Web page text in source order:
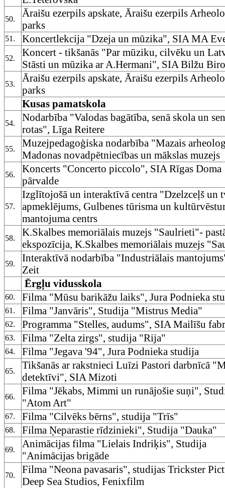
50.
Āraišu ezerpils apskate, Āraišu ezerpils
parks
51. Koncertlekcija "Dzeja un mūzika", SIA MA
52.
Koncert - tikšanās "Par mūziku, cilvēku un
Stāsti un mūzika ar A.Hermani", SIA Bilžu
53.
Āraišu ezerpils apskate, Āraišu ezerpils
parks
Kusas pamatskola
54.
Nodarbība "Valodas bagātība, senā skola un
rotas", Līga Reitere
55.
Muzejpedagoģiska nodarbība "Mazais
Madonas novadpētniecības un mākslas muzejs
56.
Koncerts "Concerto piccolo", SIA Rīgas Doma
pārvalde
57.
Izglītojošā un interaktīvā centra "Dzelzceļš un
apmeklējums, Gulbenes tūrisma un
mantojuma centrs
58.
K.Skalbes memoriālais muzejs "Saulrieti"-
ekspozīcija, K.Skalbes memoriālais muzejs
59.
Interaktīvā nodarbība "Industriālais
Zeit
Ērgļu vidusskola
60. Filma "Mūsu barikāžu laiks", Jura Podnieka
61. Filma "Janvāris", Studija "Mistrus Media"
62. Programma "Stelles, audums", SIA Mailīšu
63. Filma "Zelta zirgs", studija "Rija"
64. Filma "Jegava '94", Jura Podnieka studija
65.
Tikšanās ar rakstnieci Luīzi Pastori darbnīcā
detektīvi", SIA Mizoti
66.
Filma "Jēkabs, Mimmi un runājošie suņi",
"Atom Art"
67. Filma "Cilvēks bērns", studija "Trīs"
68. Filma Ņeparastie rīdzinieki", Studija "Dauka"
69.
Animācijas filma "Lielais Indriķis", Studija
"Animācijas brigāde
70.
Filma "Neona pavasaris", studijas Trickster
Deep Sea Studios, Fenixfilm